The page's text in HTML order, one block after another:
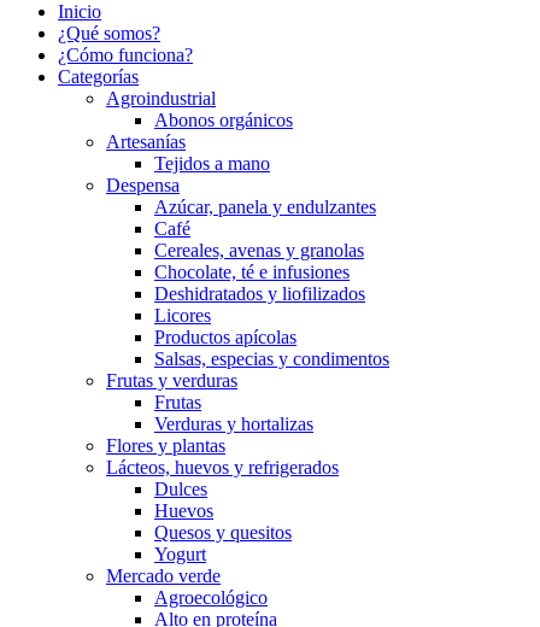
Inicio
¿Qué somos?
¿Cómo funciona?
Categorías
Agroindustrial
Abonos orgánicos
Artesanías
Tejidos a mano
Despensa
Azúcar, panela y endulzantes
Café
Cereales, avenas y granolas
Chocolate, té e infusiones
Deshidratados y liofilizados
Licores
Productos apícolas
Salsas, especias y condimentos
Frutas y verduras
Frutas
Verduras y hortalizas
Flores y plantas
Lácteos, huevos y refrigerados
Dulces
Huevos
Quesos y quesitos
Yogurt
Mercado verde
Agroecológico
Alto en proteína